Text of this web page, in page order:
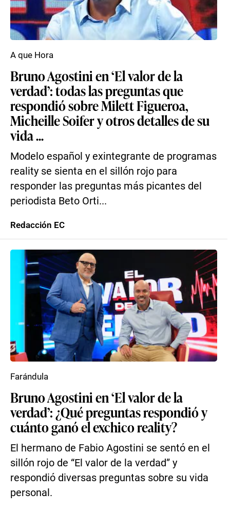
Bruno Agostini en ‘El valor de la
verdad’: todas las preguntas que
respondió sobre Milett Figueroa,
Micheille Soifer y otros detalles de su
vida ...
Modelo español y exintegrante de programas
reality se sienta en el sillón rojo para
responder las preguntas más picantes del
periodista Beto Orti...
A que Hora
Redacción EC
Bruno Agostini en ‘El valor de la
verdad’: ¿Qué preguntas respondió y
cuánto ganó el exchico reality?
El hermano de Fabio Agostini se sentó en el
sillón rojo de “El valor de la verdad” y
respondió diversas preguntas sobre su vida
personal.
Farándula